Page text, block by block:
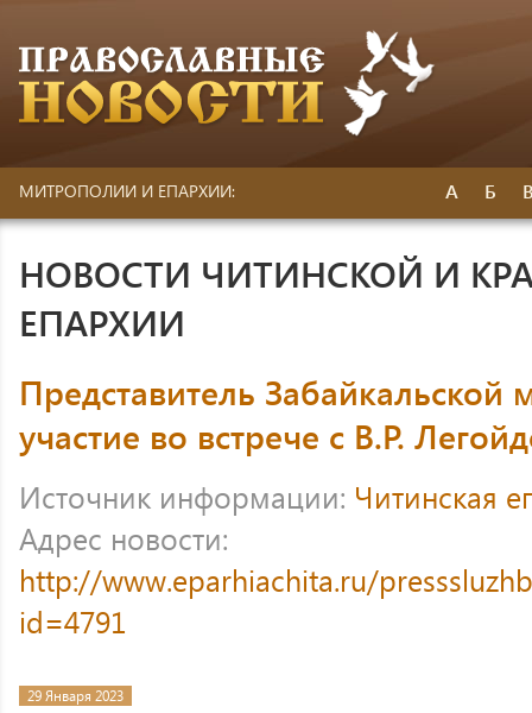
МИТРОПОЛИИ И ЕПАРХИИ: А Б
НОВОСТИ ЧИТИНСКОЙ И
ЕПАРХИИ
Представитель
участие во встрече с В.Р.
Источник информации: Читинская
Адрес новости:
http://www.eparhiachita.ru/
id=4791
29 Января 2023